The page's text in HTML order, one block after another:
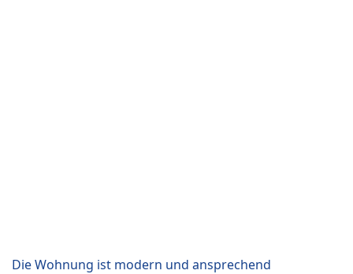
Die Wohnung ist modern und ansprechend